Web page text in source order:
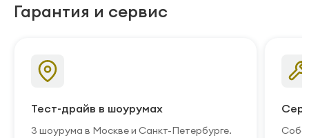
Гарантия и сервис
Тест-драйв в шоурумах
3 шоурума в Москве и Санкт-Петербурге.